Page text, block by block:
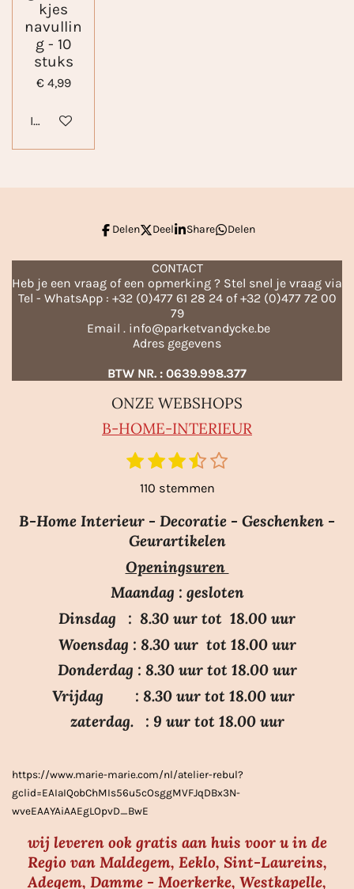
kjes
navullin
g - 10
stuks
€ 4,99
In winkelwagen
Delen Deel Share Delen
CONTACT
Heb je een vraag of een opmerking ? Stel snel je vraag via
Tel - WhatsApp : +32 (0)477 61 28 24 of +32 (0)477 72 00
79
Email . info@parketvandycke.be
Adres gegevens
BTW NR. : 0639.998.377
ONZE WEBSHOPS
B-HOME-INTERIEUR
e
n
1
e
r
2
s
t
e
r
e
n
3
s
t
e
r
e
n
4
t
e
r
e
n
5
t
e
r
e
n
S
m
110 stemmen
B-Home Interieur - Decoratie - Geschenken -
Geurartikelen
Openingsuren
Maandag : gesloten
Dinsdag : 8.30 uur tot 18.00 uur
Woensdag : 8.30 uur tot 18.00 uur
Donderdag : 8.30 uur tot 18.00 uur
Vrijdag : 8.30 uur tot 18.00 uur
zaterdag. : 9 uur tot 18.00 uur
https://www.marie-marie.com/nl/atelier-rebul?
gclid=EAIaIQobChMIs56u5cOsggMVFJqDBx3N-
wveEAAYAiAAEgLOpvD_BwE
wij leveren ook gratis aan huis voor u in de
Regio van Maldegem, Eeklo, Sint-Laureins,
Adegem, Damme - Moerkerke, Westkapelle,